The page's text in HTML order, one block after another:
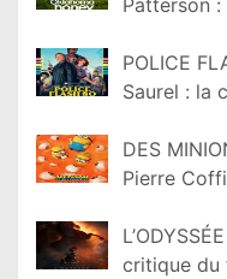
Patterson
POLICE
Saurel : la
DES
Pierre
critique du